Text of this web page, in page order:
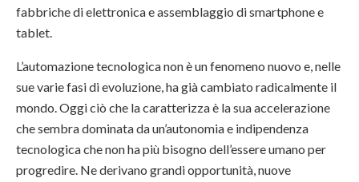
fabbriche di elettronica e assemblaggio di smartphone e
tablet.
L’automazione tecnologica non è un fenomeno nuovo e, nelle
sue varie fasi di evoluzione, ha già cambiato radicalmente il
mondo. Oggi ciò che la caratterizza è la sua accelerazione
che sembra dominata da un’autonomia e indipendenza
tecnologica che non ha più bisogno dell’essere umano per
progredire. Ne derivano grandi opportunità, nuove